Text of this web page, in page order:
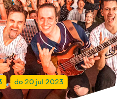
do 20 jul 2023